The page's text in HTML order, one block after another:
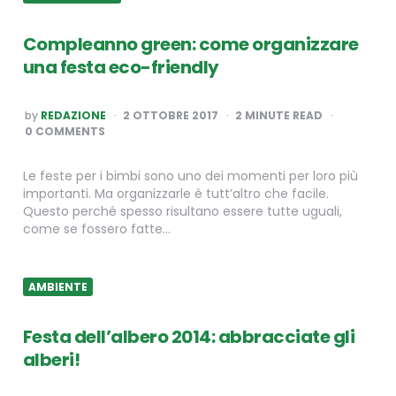
Compleanno green: come organizzare
una festa eco-friendly
POSTED
BY
by REDAZIONE 2 OTTOBRE 2017 2 MINUTE READ
0 COMMENTS
Le feste per i bimbi sono uno dei momenti per loro più
importanti. Ma organizzarle è tutt’altro che facile.
Questo perché spesso risultano essere tutte uguali,
come se fossero fatte…
AMBIENTE
Festa dell’albero 2014: abbracciate gli
alberi!